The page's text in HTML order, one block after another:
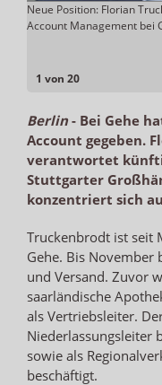
1 von 20
Neue Position: Florian
Account Management bei
Berlin- Bei Gehe
Account gegeben.
verantwortet
Stuttgarter
konzentriert sich
Truckenbrodt ist seit
Gehe. Bis November
und Versand. Zuvor
saarländische
als Vertriebsleiter.
Niederlassungsleiter
sowie als
beschäftigt.